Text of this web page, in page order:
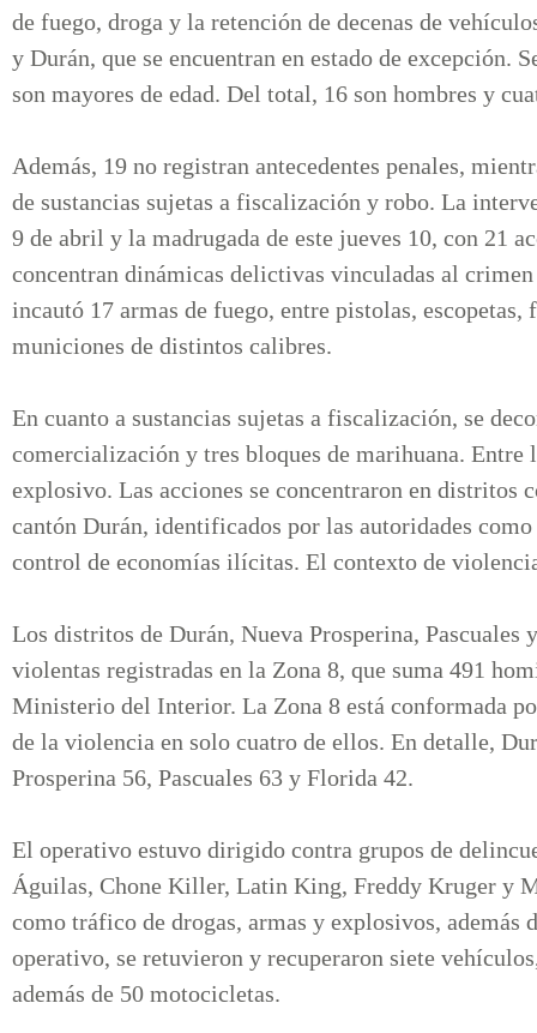
de fuego, droga y la retención de decenas de
y Durán, que se encuentran en estado de
son mayores de edad. Del total, 16 son hombres y
Además, 19 no registran antecedentes penales,
de sustancias sujetas a fiscalización y robo. La
9 de abril y la madrugada de este jueves 10, con 21
concentran dinámicas delictivas vinculadas al
incautó 17 armas de fuego, entre pistolas,
municiones de distintos calibres.
En cuanto a sustancias sujetas a fiscalización, se
comercialización y tres bloques de marihuana.
explosivo. Las acciones se concentraron en distritos
cantón Durán, identificados por las autoridades
control de economías ilícitas. El contexto de
Los distritos de Durán, Nueva Prosperina,
violentas registradas en la Zona 8, que suma 491
Ministerio del Interior. La Zona 8 está conformada
de la violencia en solo cuatro de ellos. En detalle,
Prosperina 56, Pascuales 63 y Florida 42.
El operativo estuvo dirigido contra grupos de
Águilas, Chone Killer, Latin King, Freddy Kruger y
como tráfico de drogas, armas y explosivos, además
operativo, se retuvieron y recuperaron siete
además de 50 motocicletas.